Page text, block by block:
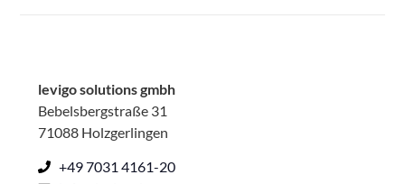
levigo solutions gmbh
Bebelsbergstraße 31
71088 Holzgerlingen
+49 7031 4161-20